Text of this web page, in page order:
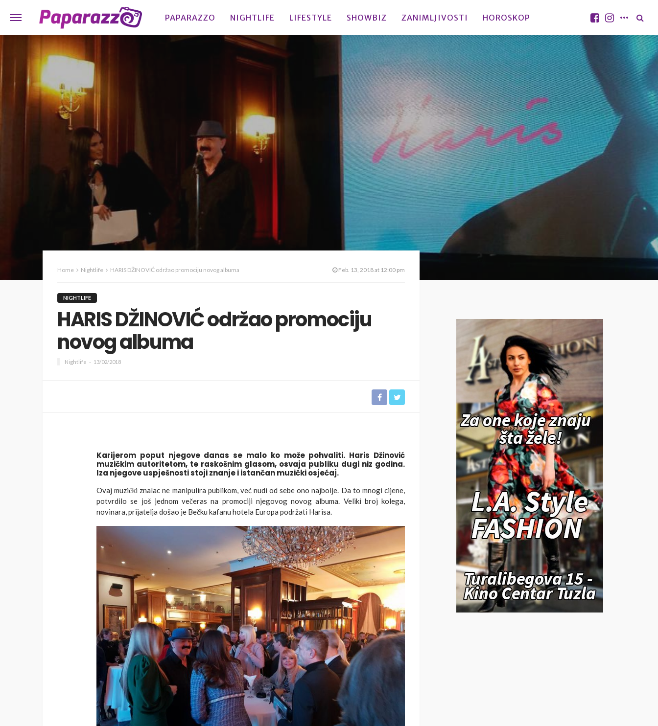
PAPARAZZO NIGHTLIFE LIFESTYLE SHOWBIZ ZANIMLJIVOSTI HOROSKOP
Home Nightlife HARIS DŽINOVIĆ održao promociju novog albuma Feb. 13, 2018 at 12:00 pm
NIGHTLIFE
HARIS DŽINOVIĆ održao promociju
novog albuma
Nightlife 13/02/2018
Karijerom poput njegove danas se malo ko može pohvaliti. Haris Džinović
muzičkim autoritetom, te raskošnim glasom, osvaja publiku dugi niz godina.
Iza njegove uspješnosti stoji znanje i istančan muzički osjećaj.
Ovaj muzički znalac ne manipulira publikom, već nudi od sebe ono najbolje. Da to mnogi cijene,
potvrdilo se još jednom večeras na promociji njegovog novog albuma. Veliki broj kolega,
novinara, prijatelja došao je Bečku kafanu hotela Europa podržati Harisa.